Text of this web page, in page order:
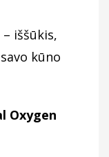
iššūkis,
kūno
Oxygen